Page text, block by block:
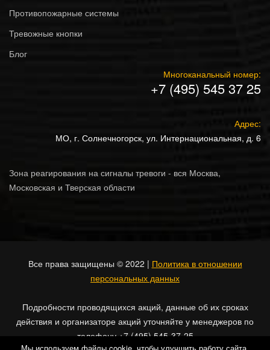
Противопожарные системы
Тревожные кнопки
Блог
Многоканальный номер:
+7 (495) 545 37 25
Адрес:
МО, г. Солнечногорск, ул. Интернациональная, д. 6
Зона реагирования на сигналы тревоги - вся Москва,
Московская и Тверская области
Все права защищены © 2022 | Политика в отношении
персональных данных
Подробности проводящихся акций, данные об их сроках
действия и организаторе акций уточняйте у менеджеров по
телефону +7 (495) 545-37-25